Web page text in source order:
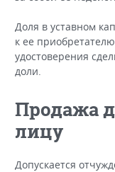
Доля в уставном
к ее
удостоверения
доли.
Продажа
лицу
Допускается